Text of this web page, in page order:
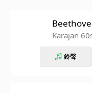
Op. 92:
Karajan
鈴聲